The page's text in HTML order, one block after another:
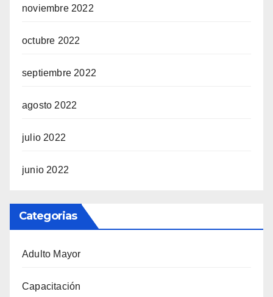
noviembre 2022
octubre 2022
septiembre 2022
agosto 2022
julio 2022
junio 2022
Categorias
Adulto Mayor
Capacitación